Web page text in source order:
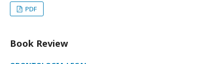
PDF
Book Review